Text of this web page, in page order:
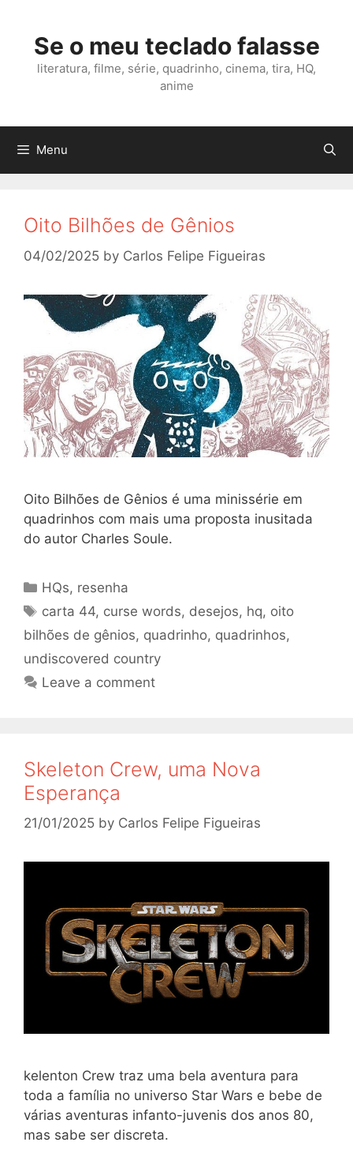
contentSe o meu teclado falasse
literatura, filme, série, quadrinho, cinema, tira, HQ,
anime
Menu
Oito Bilhões de Gênios
04/02/2025 by Carlos Felipe Figueiras
Oito Bilhões de Gênios é uma minissérie em
quadrinhos com mais uma proposta inusitada
do autor Charles Soule.
Categories
HQs, resenha
Tags
carta 44, curse words, desejos, hq, oito
bilhões de gênios, quadrinho, quadrinhos,
undiscovered country
Leave a comment
Skeleton Crew, uma Nova
Esperança
21/01/2025 by Carlos Felipe Figueiras
kelenton Crew traz uma bela aventura para
toda a família no universo Star Wars e bebe de
várias aventuras infanto-juvenis dos anos 80,
mas sabe ser discreta.